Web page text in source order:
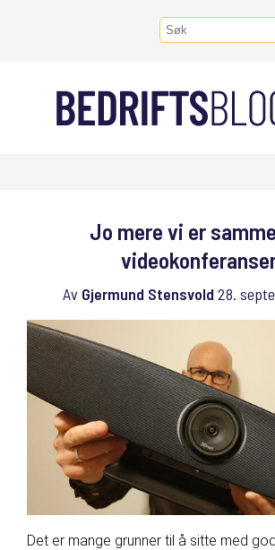
Jo mere vi er
Av Gjermund Stensvold 28.
Det er mange grunner til å sitte med